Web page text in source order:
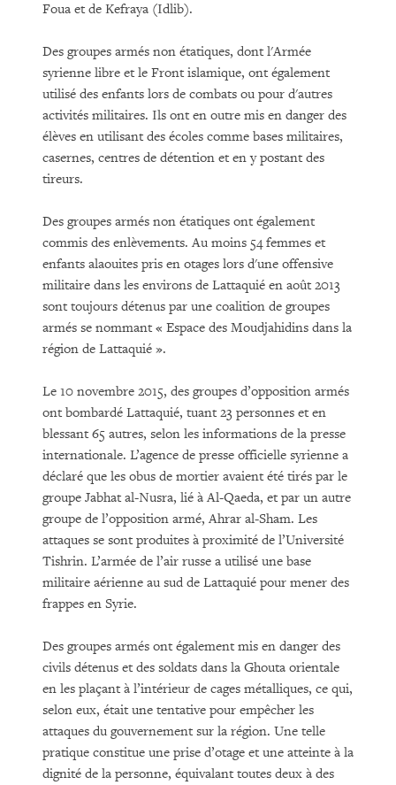
Foua et de Kefraya (Idlib).
Des groupes armés non étatiques, dont l'Armée
syrienne libre et le Front islamique, ont également
utilisé des enfants lors de combats ou pour d'autres
activités militaires. Ils ont en outre mis en danger des
élèves en utilisant des écoles comme bases militaires,
casernes, centres de détention et en y postant des
tireurs.
Des groupes armés non étatiques ont également
commis des enlèvements. Au moins 54 femmes et
enfants alaouites pris en otages lors d'une offensive
militaire dans les environs de Lattaquié en août 2013
sont toujours détenus par une coalition de groupes
armés se nommant « Espace des Moudjahidins dans la
région de Lattaquié ».
Le 10 novembre 2015, des groupes d’opposition armés
ont bombardé Lattaquié, tuant 23 personnes et en
blessant 65 autres, selon les informations de la presse
internationale. L’agence de presse officielle syrienne a
déclaré que les obus de mortier avaient été tirés par le
groupe Jabhat al-Nusra, lié à Al-Qaeda, et par un autre
groupe de l’opposition armé, Ahrar al-Sham. Les
attaques se sont produites à proximité de l’Université
Tishrin. L’armée de l’air russe a utilisé une base
militaire aérienne au sud de Lattaquié pour mener des
frappes en Syrie.
Des groupes armés ont également mis en danger des
civils détenus et des soldats dans la Ghouta orientale
en les plaçant à l’intérieur de cages métalliques, ce qui,
selon eux, était une tentative pour empêcher les
attaques du gouvernement sur la région. Une telle
pratique constitue une prise d’otage et une atteinte à la
dignité de la personne, équivalant toutes deux à des